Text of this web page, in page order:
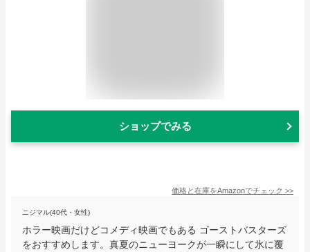
ショップでみる
価格と在庫をAmazonでチェック >>
ニジマル(40代・女性)
ホラー映画だけどコメディ映画でもある ゴーストバスターズ
をおすすめします。真夏のニューヨークが一瞬にして氷に覆